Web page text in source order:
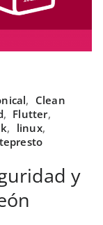
, Clean
, Flutter,
, linux,
y